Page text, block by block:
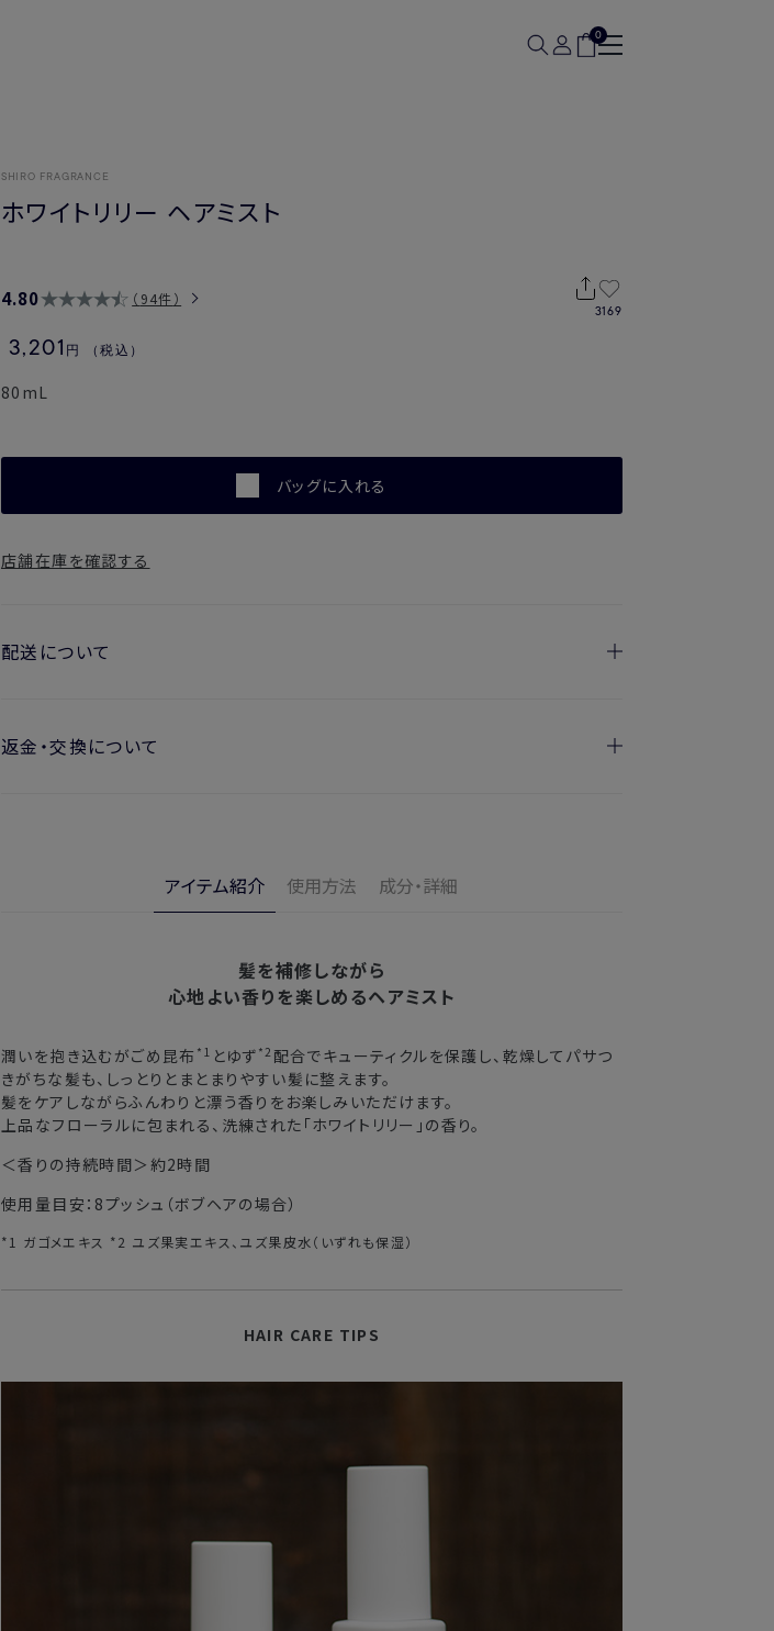
0
SHIRO FRAGRANCE
ホワイトリリー ヘアミスト
4.80 94件
3169
3,201 円 （税込）
80mL
バッグに入れる
店舗在庫を確認する
配送について
注文後、お届けまでにかかる日数の目安
中国・四国・九州 3〜4日
沖縄県・離島
※以下に該当する場合、上記の日程で発送できない場合がございます。
・交通状況や天候による遅延
・ラッピングのご注文、繁忙期および休業期間中
・複数製品購入により配送手配に時間がかかる
返金・交換について
からご確認ください。
アイテム紹介 使用方法 成分・詳細
髪を補修しながら
心地よい香りを楽しめるヘアミスト
潤いを抱き込むがごめ昆布 *1 とゆず *2 配合でキューティクルを保護し、乾燥してパサつ
きがちな髪も、しっとりとまとまりやすい髪に整えます。
髪をケアしながらふんわりと漂う香りをお楽しみいただけます。
上品なフローラルに包まれる、洗練された「ホワイトリリー」の香り。
＜香りの持続時間＞約2時間
使用量目安：8プッシュ（ボブヘアの場合）
*1 ガゴメエキス *2 ユズ果実エキス、ユズ果皮水（いずれも保湿）
HAIR CARE TIPS